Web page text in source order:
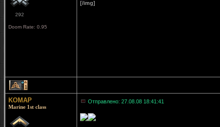
292
Doom Rate: 0.95
[/img]
1
KOMAP
Marine 1st class
Отправлено: 27.08.08 18:41:41